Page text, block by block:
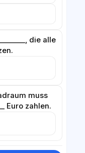
die alle
muss
Euro zahlen.